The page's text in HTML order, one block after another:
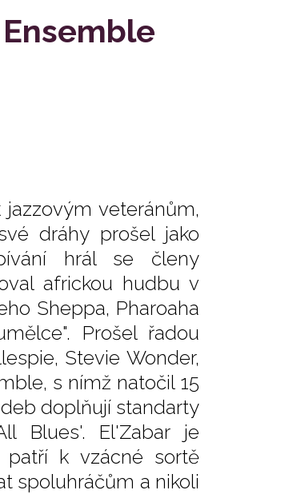
veteránům,
dráhy prošel jako
hrál se členy
africkou hudbu v
Sheppa, Pharoaha
Prošel řadou
Stevie Wonder,
s nímž natočil 15
doplňují standarty
Blues'. El'Zabar je
k vzácné sortě
spoluhráčům a nikoli